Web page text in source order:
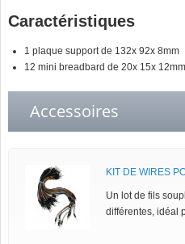
Caractéristiques
1 plaque support de 132x 92x 8mm
12 mini breadbard de 20x 15x
Accessoires
KIT DE WIRES
Un lot de fils
différentes, idéal